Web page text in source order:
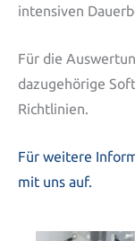
intensiven
Für die
dazugehörige
Richtlinien.
Für weitere
mit uns auf.